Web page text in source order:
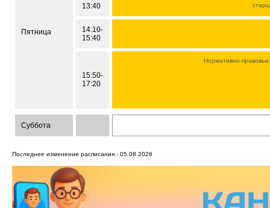
Пятница
13:40
14:10-
15:40
15:50-
17:20
Нормативно-
Суббота
Последнее изменение расписания - 05.08.2026